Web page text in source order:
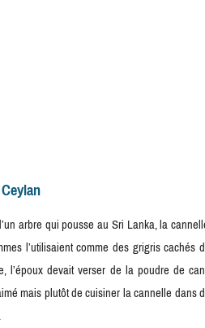
arbre qui pousse au Sri Lanka, la
l’utilisaient comme des grigris
l’époux devait verser de la poudre de
mais plutôt de cuisiner la cannelle